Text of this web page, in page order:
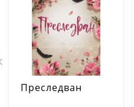
Преследван